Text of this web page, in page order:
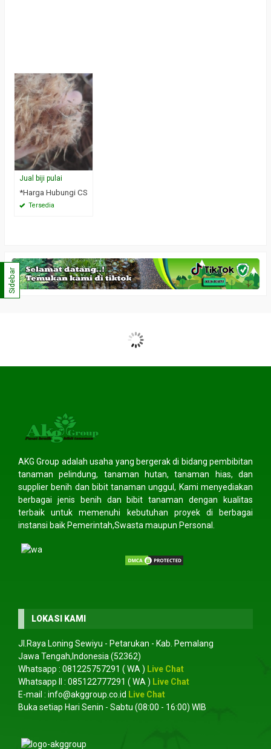
Jual biji pulai
*Harga Hubungi CS
Tersedia
Sidebar
AKG Group adalah usaha yang bergerak di bidang pembibitan
tanaman pelindung, tanaman hutan, tanaman hias, dan
supplier benih dan bibit tanaman unggul, Kami menyediakan
berbagai jenis benih dan bibit tanaman dengan kualitas
terbaik untuk memenuhi kebutuhan proyek di berbagai
instansi baik Pemerintah,Swasta maupun Personal.
LOKASI KAMI
Jl.Raya Loning Sewiyu - Petarukan - Kab. Pemalang
Jawa Tengah,Indonesia (52362)
Whatsapp : 081225757291 ( WA ) Live Chat
Whatsapp II : 085122777291 ( WA ) Live Chat
E-mail : info@akggroup.co.id Live Chat
Buka setiap Hari Senin - Sabtu (08:00 - 16:00) WIB